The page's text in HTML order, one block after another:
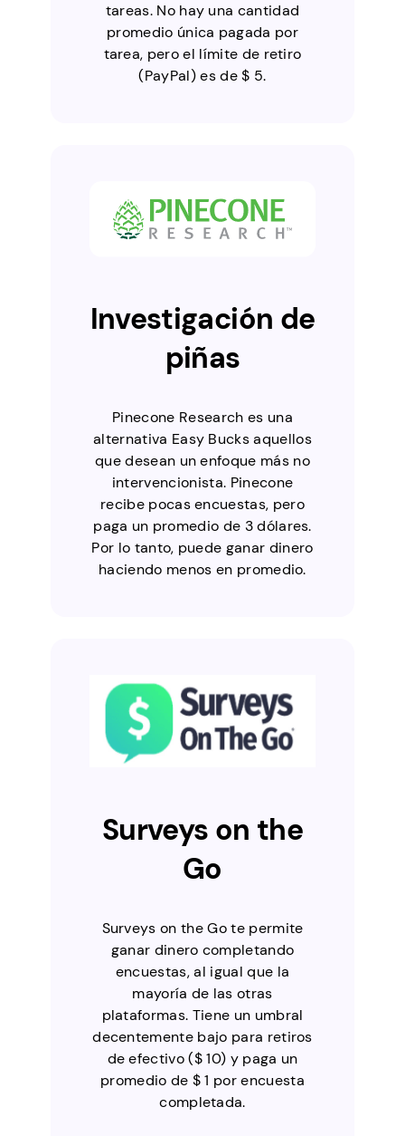
tareas. No hay una cantidad
promedio única pagada por
tarea, pero el límite de retiro
(PayPal) es de $ 5.
Investigación de
piñas
Pinecone Research es una
alternativa Easy Bucks aquellos
que desean un enfoque más no
intervencionista. Pinecone
recibe pocas encuestas, pero
paga un promedio de 3 dólares.
Por lo tanto, puede ganar dinero
haciendo menos en promedio.
Surveys on the
Go
Surveys on the Go te permite
ganar dinero completando
encuestas, al igual que la
mayoría de las otras
plataformas. Tiene un umbral
decentemente bajo para retiros
de efectivo ($ 10) y paga un
promedio de $ 1 por encuesta
completada.